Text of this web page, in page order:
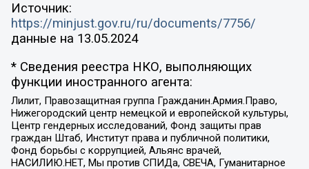
Источник:
https://minjust.gov.ru/ru/documents/7756/
данные на 13.05.2024
* Сведения реестра НКО, выполняющих
функции иностранного агента:
Лилит, Правозащитная группа Гражданин.Армия.Право,
Нижегородский центр немецкой и европейской культуры,
Центр гендерных исследований, Фонд защиты прав
граждан Штаб, Институт права и публичной политики,
Фонд борьбы с коррупцией, Альянс врачей,
НАСИЛИЮ.НЕТ, Мы против СПИДа, СВЕЧА, Гуманитарное